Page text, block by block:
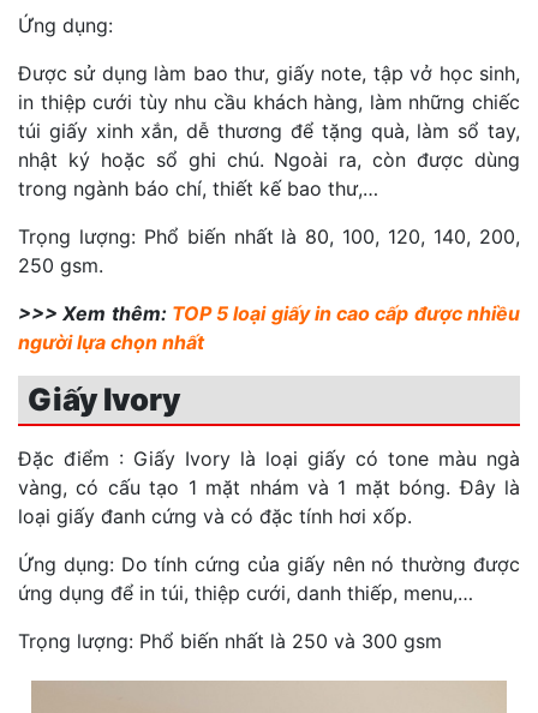
Ứng dụng:
Được sử dụng làm bao thư, giấy note, tập vở học sinh,
in thiệp cưới tùy nhu cầu khách hàng, làm những chiếc
túi giấy xinh xắn, dễ thương để tặng quà, làm sổ tay,
nhật ký hoặc sổ ghi chú. Ngoài ra, còn được dùng
trong ngành báo chí, thiết kế bao thư,…
Trọng lượng: Phổ biến nhất là 80, 100, 120, 140, 200,
250 gsm.
>>> Xem thêm: TOP 5 loại giấy in cao cấp được nhiều
người lựa chọn nhất
Giấy Ivory
Đặc điểm : Giấy Ivory là loại giấy có tone màu ngà
vàng, có cấu tạo 1 mặt nhám và 1 mặt bóng. Đây là
loại giấy đanh cứng và có đặc tính hơi xốp.
Ứng dụng: Do tính cứng của giấy nên nó thường được
ứng dụng để in túi, thiệp cưới, danh thiếp, menu,…
Trọng lượng: Phổ biến nhất là 250 và 300 gsm